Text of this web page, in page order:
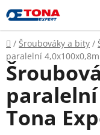
Přejít
na
obsah
Domů
/ Šroubováky a bity /
paralelní
paralelní
Tona